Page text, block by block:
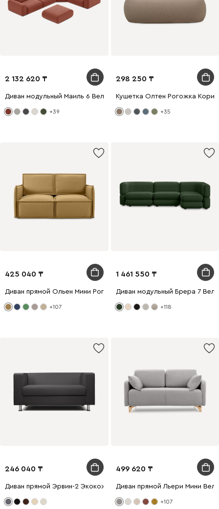
2 132 620
Диван модульный Маиль 6 Велюр Терракотовый
+39
298 250
Кушетка Олтен Рогожка
+35
425 040
Диван прямой Ольен Мини Рогожка Горчичный
+107
1 461 550
Диван модульный Брера 7
+118
246 040
Диван прямой Эрвин-2 Экокожа Серый
499 620
Диван прямой Льери Мини
+107